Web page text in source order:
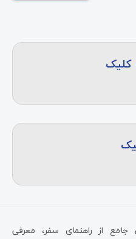
کلیک
از راهنمای سفر، معرفی